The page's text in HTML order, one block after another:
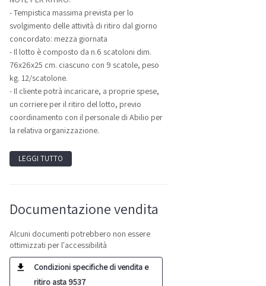
- Tempistica massima prevista per lo
svolgimento delle attività di ritiro dal giorno
concordato: mezza giornata
- Il lotto è composto da n.6 scatoloni dim.
76x26x25 cm. ciascuno con 9 scatole, peso
kg. 12/scatolone.
- Il cliente potrà incaricare, a proprie spese,
un corriere per il ritiro del lotto, previo
coordinamento con il personale di Abilio per
la relativa organizzazione.
LEGGI TUTTO
Documentazione vendita
Alcuni documenti potrebbero non essere
ottimizzati per l'accessibilità
Condizioni specifiche di vendita e
ritiro asta 9537